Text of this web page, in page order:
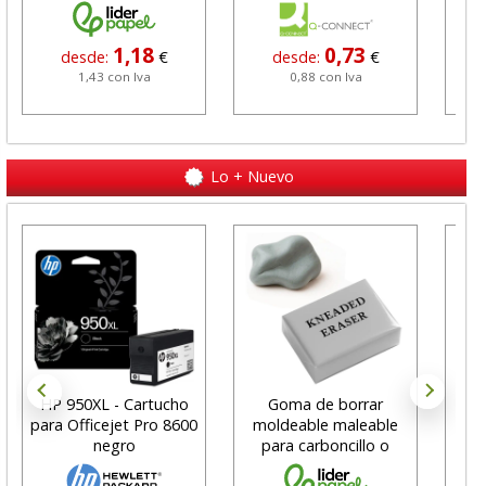
desde: 1,18 €
1,43 con Iva
desde: 0,73 €
0,88 con Iva
Lo + Nuevo
HP 950XL - Cartucho
para Officejet Pro 8600
negro
Goma de borrar
moldeable maleable
para carboncillo o
grafito